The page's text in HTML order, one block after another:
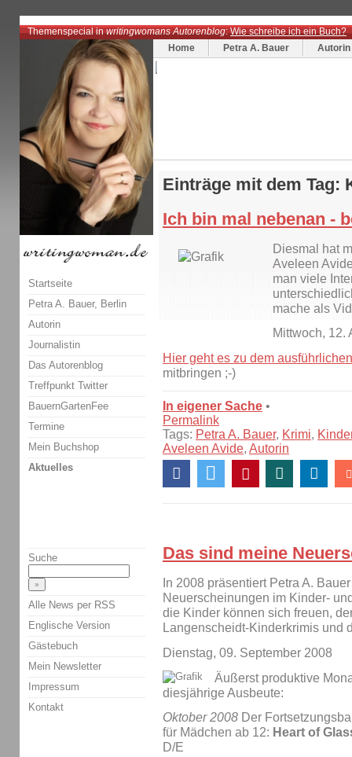
Themenspecial inwritingwomans Autorenblog:Wie schreibe ich ein Buch?
Home
Petra A. Bauer Autorin
Einträge mit dem Tag:
Ich bin mal nebenan -
Diesmal hat
Aveleen
man viele
mache als
Mittwoch, 12.
Hier geht es zu dem
mitbringen ;-)
In eigener Sache •
Permalink
Tags: Petra A. Bauer, Krimi,
Aveleen Avide, Autorin
Das sind meine
In 2008 präsentiert Petra A.
Neuerscheinungen im Kinder-
die Kinder können sich freuen,
Langenscheidt-Kinderkrimis und
Dienstag, 09. September 2008
Äußerst produktive
diesjährige Ausbeute:
Oktober 2008 Der
für Mädchen ab 12: Heart of
D/E
Startseite
Petra A. Bauer, Berlin
Autorin
Journalistin
Das Autorenblog
Treffpunkt Twitter
BauernGartenFee
Termine
Mein Buchshop
Aktuelles
Suche
Alle News per RSS
Englische Version
Gästebuch
Mein Newsletter
Impressum
Kontakt